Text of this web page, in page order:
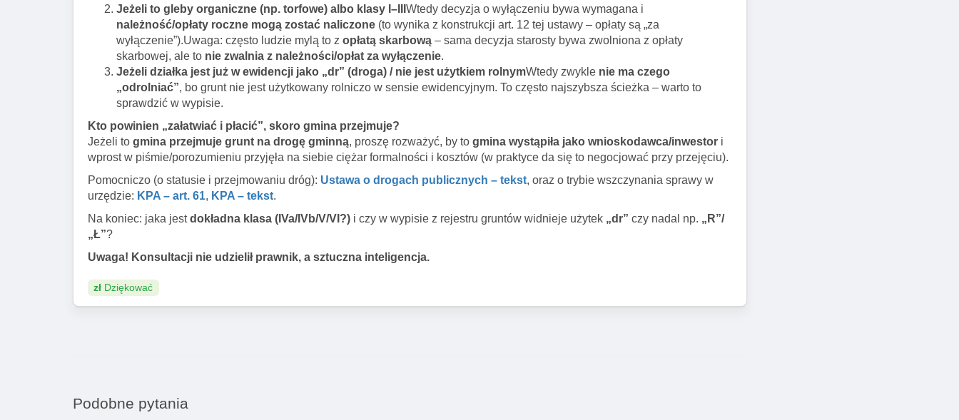
Jeżeli to gleby organiczne (np. torfowe) albo klasy I–III Wtedy decyzja o wyłączeniu bywa wymagana i
należność/opłaty roczne mogą zostać naliczone (to wynika z konstrukcji art. 12 tej ustawy – opłaty są „za
wyłączenie”).Uwaga: często ludzie mylą to z opłatą skarbową – sama decyzja starosty bywa zwolniona z opłaty
skarbowej, ale to nie zwalnia z należności/opłat za wyłączenie.
Jeżeli działka jest już w ewidencji jako „dr” (droga) / nie jest użytkiem rolnymWtedy zwykle nie ma czego
„odrolniać”, bo grunt nie jest użytkowany rolniczo w sensie ewidencyjnym. To często najszybsza ścieżka – warto to
sprawdzić w wypisie.
Kto powinien „załatwiać i płacić”, skoro gmina przejmuje?
Jeżeli to gmina przejmuje grunt na drogę gminną, proszę rozważyć, by to gmina wystąpiła jako wnioskodawca/inwestor i
wprost w piśmie/porozumieniu przyjęła na siebie ciężar formalności i kosztów (w praktyce da się to negocjować przy przejęciu).
Pomocniczo (o statusie i przejmowaniu dróg): Ustawa o drogach publicznych – tekst, oraz o trybie wszczynania sprawy w
urzędzie: KPA – art. 61, KPA – tekst.
Na koniec: jaka jestdokładna klasa (IVa/IVb/V/VI?) i czy w wypisie z rejestru gruntów widnieje użytek „dr” czy nadal np. „R”/
„Ł”?
Uwaga! Konsultacji nie udzielił prawnik, a sztuczna inteligencja.
zł Dziękować
Podobne pytania